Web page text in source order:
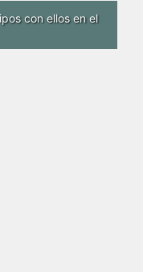
con ellos en el